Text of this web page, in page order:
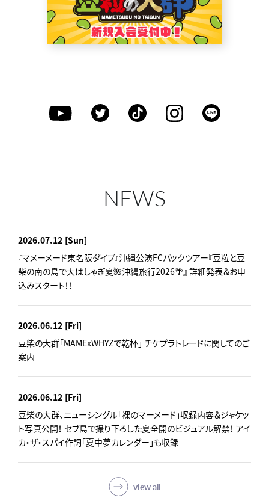
NEWS
view all
2026.07.12 [Sun]
『マメーメード東名阪ダイブ』沖縄公演FCパックツアー『豆粒と豆
柴の南の島で大はしゃぎ夏🌺沖縄旅行2026🌴』 詳細発表＆お申
込みスタート！！
2026.06.12 [Fri]
豆柴の大群「MAMExWHYZで乾杯」 チケプラトレードに関してのご
案内
2026.06.12 [Fri]
豆柴の大群、ニューシングル「裸のマーメード」収録内容＆ジャケッ
ト写真公開！ セブ島で撮り下ろした夏全開のビジュアル解禁！ アイ
カ・ザ・スパイ作詞「夏中夢カレンダー」も収録